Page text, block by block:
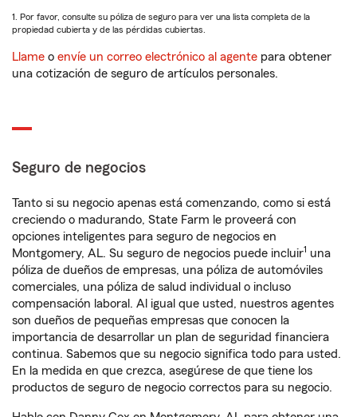
1. Por favor, consulte su póliza de seguro para ver una lista completa de la
propiedad cubierta y de las pérdidas cubiertas.
Llame o envíe un correo electrónico al agente para obtener
una cotización de seguro de artículos personales.
Seguro de negocios
Tanto si su negocio apenas está comenzando, como si está
creciendo o madurando, State Farm le proveerá con
opciones inteligentes para seguro de negocios en
Montgomery, AL. Su seguro de negocios puede incluir1 una
póliza de dueños de empresas, una póliza de automóviles
comerciales, una póliza de salud individual o incluso
compensación laboral. Al igual que usted, nuestros agentes
son dueños de pequeñas empresas que conocen la
importancia de desarrollar un plan de seguridad financiera
continua. Sabemos que su negocio significa todo para usted.
En la medida en que crezca, asegúrese de que tiene los
productos de seguro de negocio correctos para su negocio.